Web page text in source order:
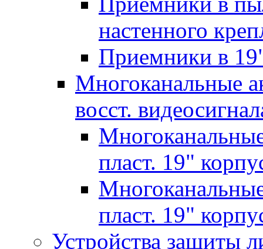
настенного
Приемники в
Многоканальные
восст.
пласт. 19"
пласт. 19"
Устройства защиты